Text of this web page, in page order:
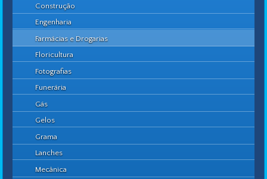
Construção
Engenharia
Farmácias e Drogarias
Floricultura
Fotografias
Funerária
Gás
Gelos
Grama
Lanches
Mecânica